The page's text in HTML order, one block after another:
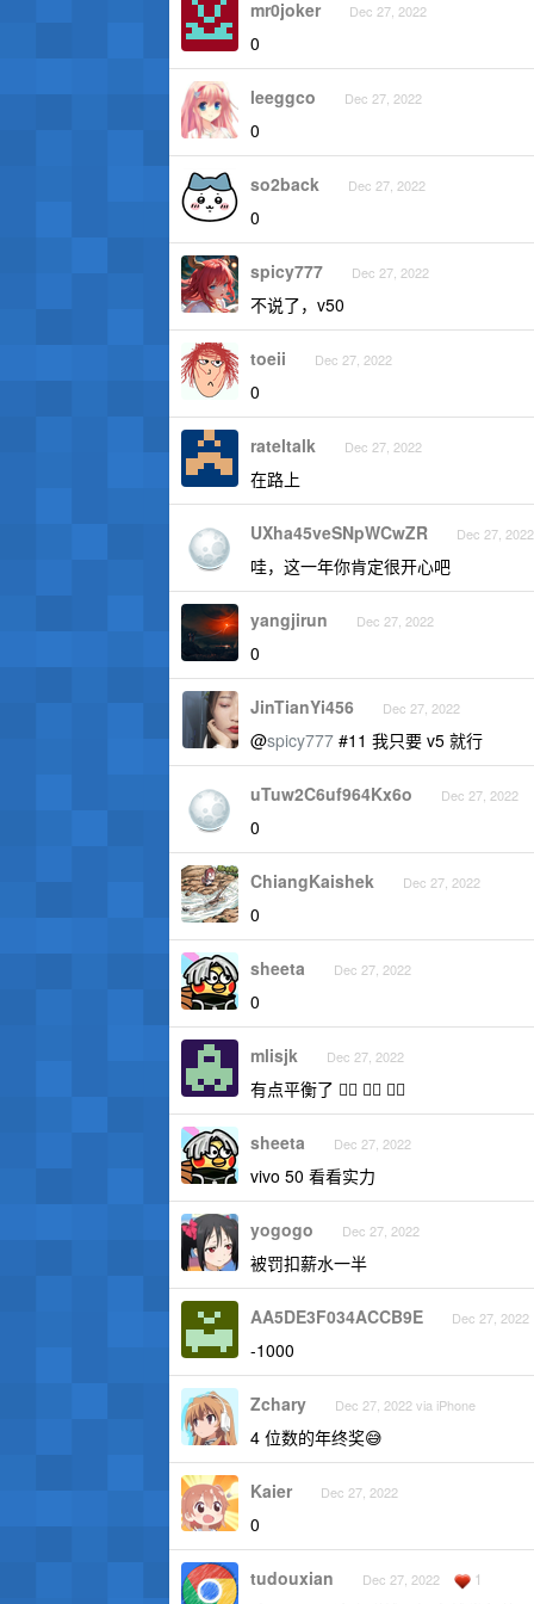
mr0joker Dec 27, 2022
0
leeggco Dec 27, 2022
0
so2back Dec 27, 2022
0
spicy777 Dec 27, 2022
不说了，v50
toeii Dec 27, 2022
0
rateltalk Dec 27, 2022
在路上
UXha45veSNpWCwZR Dec 27,
哇，这一年你肯定很开心吧
yangjirun Dec 27, 2022
0
JinTianYi456 Dec 27, 2022
@spicy777 #11 我只要 v5 就行
uTuw2C6uf964Kx6o Dec 27, 2022
0
ChiangKaishek Dec 27, 2022
0
sheeta Dec 27, 2022
0
mlisjk Dec 27, 2022
有点平衡了 😶‍🌫️ 😶‍🌫️ 😶‍🌫️
sheeta Dec 27, 2022
vivo 50 看看实力
yogogo Dec 27, 2022
被罚扣薪水一半
AA5DE3F034ACCB9E Dec 27, 2022
-1000
Zchary Dec 27, 2022 via iPhone
4 位数的年终奖😅
Kaier Dec 27, 2022
0
tudouxian Dec 27, 2022 1